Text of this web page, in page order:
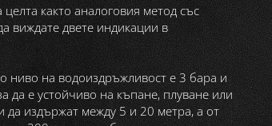
както аналоговия метод със
виждате двете индикации в
ниво на водоиздръжливост е 3 бара и
да е устойчиво на къпане, плуване или
да издържат между 5 и 20 метра, а от